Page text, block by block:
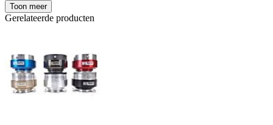
Toon meer
Gerelateerde producten